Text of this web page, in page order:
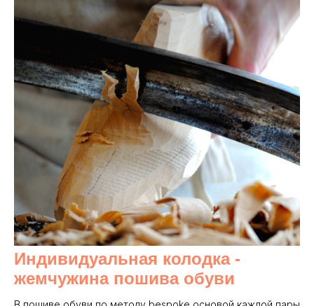
Индивидуальная колодка -
жемчужина пошива обуви